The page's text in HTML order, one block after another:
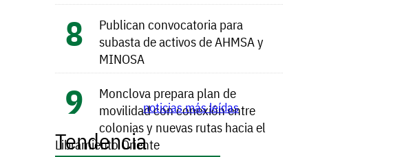
Publican convocatoria para
subasta de activos de AHMSA y
MINOSA
Monclova prepara plan de
movilidad con conexión entre
colonias y nuevas rutas hacia el
Libramiento Oriente
noticias más leídas
Tendencia